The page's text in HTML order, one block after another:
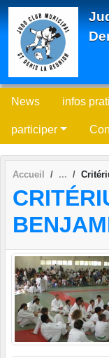
News infos
participer
Accueil
Panneau de gestion